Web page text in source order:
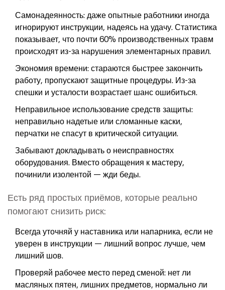
Самонадеянность: даже опытные работники иногда
игнорируют инструкции, надеясь на удачу. Статистика
показывает, что почти 60% производственных травм
происходят из-за нарушения элементарных правил.
Экономия времени: стараются быстрее закончить
работу, пропускают защитные процедуры. Из-за
спешки и усталости возрастает шанс ошибиться.
Неправильное использование средств защиты:
неправильно надетые или сломанные каски,
перчатки не спасут в критической ситуации.
Забывают докладывать о неисправностях
оборудования. Вместо обращения к мастеру,
починили изолентой — жди беды.
Есть ряд простых приёмов, которые реально
помогают снизить риск:
Всегда уточняй у наставника или напарника, если не
уверен в инструкции — лишний вопрос лучше, чем
лишний шов.
Проверяй рабочее место перед сменой: нет ли
масляных пятен, лишних предметов, нормально ли